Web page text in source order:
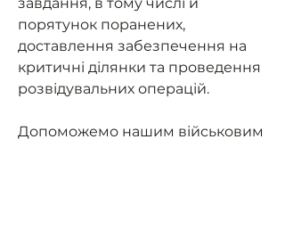
порятунок поранених,
доставлення забезпечення на
критичні ділянки та проведення
розвідувальних операцій.
Допоможемо нашим військовим